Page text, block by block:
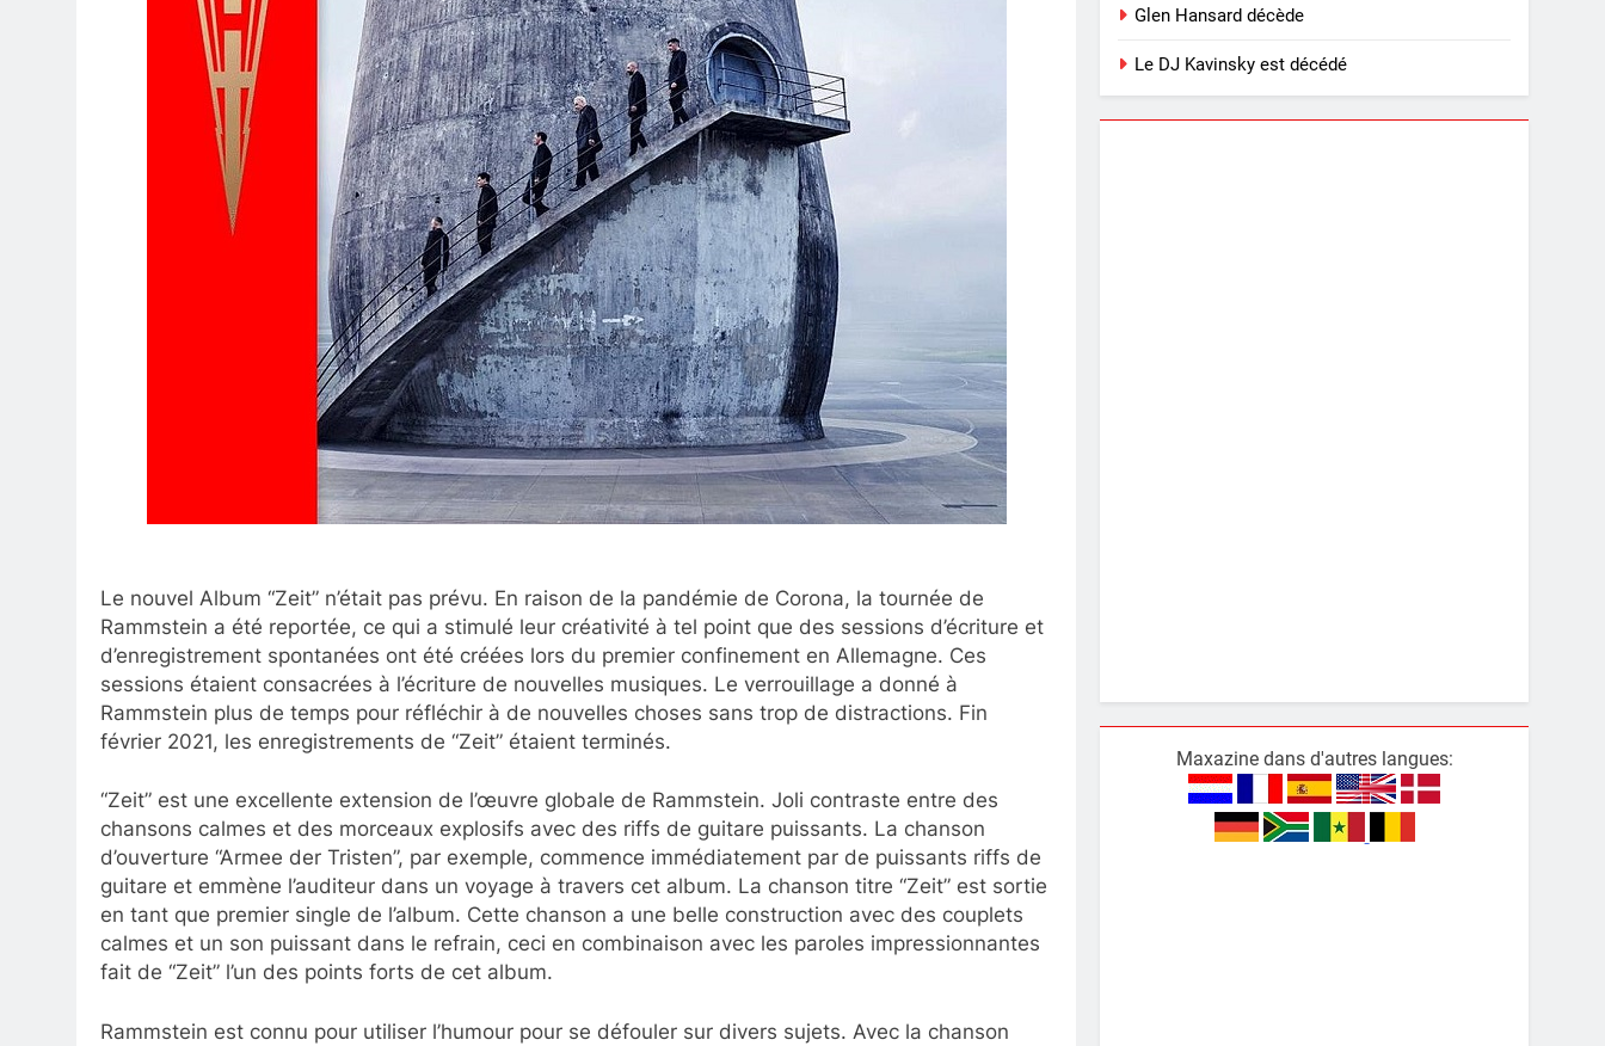
Le nouvel Album “Zeit” n’était pas prévu. En raison de la pandémie de Corona, la tournée de
Rammstein a été reportée, ce qui a stimulé leur créativité à tel point que des sessions d’écriture et
d’enregistrement spontanées ont été créées lors du premier confinement en Allemagne. Ces
sessions étaient consacrées à l’écriture de nouvelles musiques. Le verrouillage a donné à
Rammstein plus de temps pour réfléchir à de nouvelles choses sans trop de distractions. Fin
février 2021, les enregistrements de “Zeit” étaient terminés.
“Zeit” est une excellente extension de l’œuvre globale de Rammstein. Joli contraste entre des
chansons calmes et des morceaux explosifs avec des riffs de guitare puissants. La chanson
d’ouverture “Armee der Tristen”, par exemple, commence immédiatement par de puissants riffs de
guitare et emmène l’auditeur dans un voyage à travers cet album. La chanson titre “Zeit” est sortie
en tant que premier single de l’album. Cette chanson a une belle construction avec des couplets
calmes et un son puissant dans le refrain, ceci en combinaison avec les paroles impressionnantes
fait de “Zeit” l’un des points forts de cet album.
Rammstein est connu pour utiliser l’humour pour se défouler sur divers sujets. Avec la chanson
Glen Hansard décède
Le DJ Kavinsky est décédé
Maxazine dans d'autres langues: